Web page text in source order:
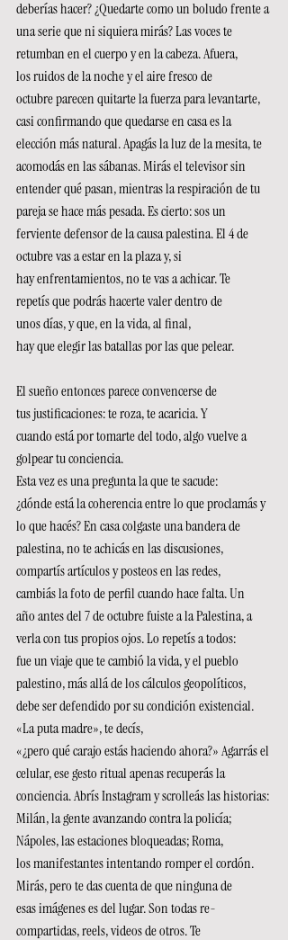
deberías hacer? ¿Quedarte como un boludo frente a
una serie que ni siquiera mirás? Las voces te
retumban en el cuerpo y en la cabeza. Afuera,
los ruidos de la noche y el aire fresco de
octubre parecen quitarte la fuerza para levantarte,
casi confirmando que quedarse en casa es la
elección más natural. Apagás la luz de la mesita, te
acomodás en las sábanas. Mirás el televisor sin
entender qué pasan, mientras la respiración de tu
pareja se hace más pesada. Es cierto: sos un
ferviente defensor de la causa palestina. El 4 de
octubre vas a estar en la plaza y, si
hay enfrentamientos, no te vas a achicar. Te
repetís que podrás hacerte valer dentro de
unos días, y que, en la vida, al final,
hay que elegir las batallas por las que pelear.
El sueño entonces parece convencerse de
tus justificaciones: te roza, te acaricia. Y
cuando está por tomarte del todo, algo vuelve a
golpear tu conciencia.
Esta vez es una pregunta la que te sacude:
¿dónde está la coherencia entre lo que proclamás y
lo que hacés? En casa colgaste una bandera de
palestina, no te achicás en las discusiones,
compartís artículos y posteos en las redes,
cambiás la foto de perfil cuando hace falta. Un
año antes del 7 de octubre fuiste a la Palestina, a
verla con tus propios ojos. Lo repetís a todos:
fue un viaje que te cambió la vida, y el pueblo
palestino, más allá de los cálculos geopolíticos,
debe ser defendido por su condición existencial.
«La puta madre», te decís,
«¿pero qué carajo estás haciendo ahora?» Agarrás el
celular, ese gesto ritual apenas recuperás la
conciencia. Abrís Instagram y scrolleás las historias:
Milán, la gente avanzando contra la policía;
Nápoles, las estaciones bloqueadas; Roma,
los manifestantes intentando romper el cordón.
Mirás, pero te das cuenta de que ninguna de
esas imágenes es del lugar. Son todas re-
compartidas, reels, videos de otros. Te